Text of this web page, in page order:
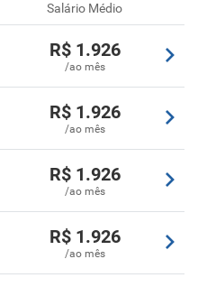
Salário Médio
R$1.926
/ao mês
R$1.926
/ao mês
R$1.926
/ao mês
R$1.926
/ao mês